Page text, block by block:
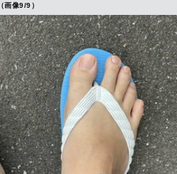
（画像9/9）